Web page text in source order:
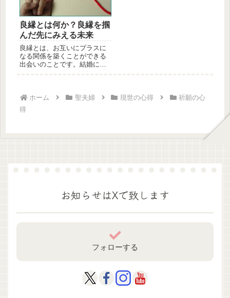
良縁とは何か？良縁を掴
んだ先にみえる未来
良縁とは、お互いにプラスに
なる関係を築くことができる
出会いのことです。結婚にお
を掴んだ先に見える未来、に
ついて詳しく解説します。
ホーム 聖夫婦 現世の心得
祈願の心
得
お知らせはXで致します
フォローする